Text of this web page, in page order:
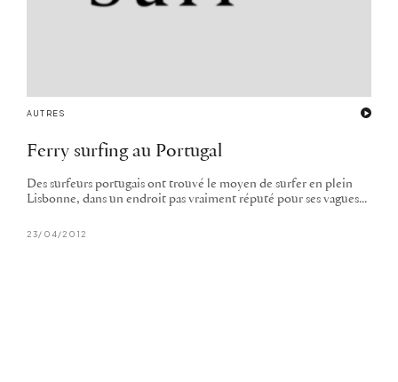
AUTRES
Ferry surfing au Portugal
Des surfeurs portugais ont trouvé le moyen de surfer en plein
Lisbonne, dans un endroit pas vraiment réputé pour ses vagues...
23/04/2012